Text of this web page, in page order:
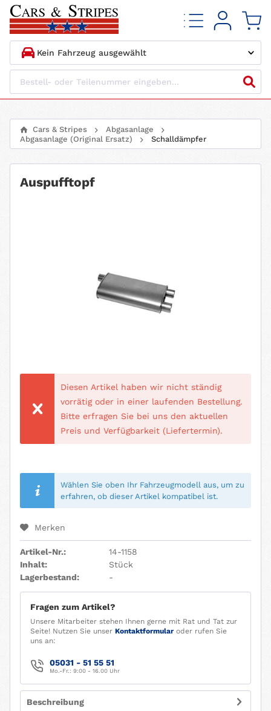
1. HERSTELLER
3. BAUJAHR
4. MOTORTYP
Cars & Stripes
Abgasanlage
Abgasanlage (Original Ersatz)
Schalldämpfer
Auspufftopf
Diesen Artikel haben wir nicht ständig
vorrätig oder in einer laufenden Bestellung.
Bitte erfragen Sie bei uns den aktuellen
Preis und Verfügbarkeit (Liefertermin).
Wählen Sie oben Ihr Fahrzeugmodell aus, um zu
erfahren, ob dieser Artikel kompatibel ist.
Merken
Artikel-Nr.:
14-1158
Inhalt:
Stück
Lagerbestand:
-
Fragen zum Artikel?
Unsere Mitarbeiter stehen Ihnen gerne mit Rat und Tat zur
Seite! Nutzen Sie unser Kontaktformular oder rufen Sie
uns an:
05031 - 51 55 51
Mo.-Fr.: 9:00 - 16.00 Uhr
Beschreibung